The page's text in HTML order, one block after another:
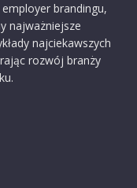
brandingu,
najważniejsze
najciekawszych
rozwój branży